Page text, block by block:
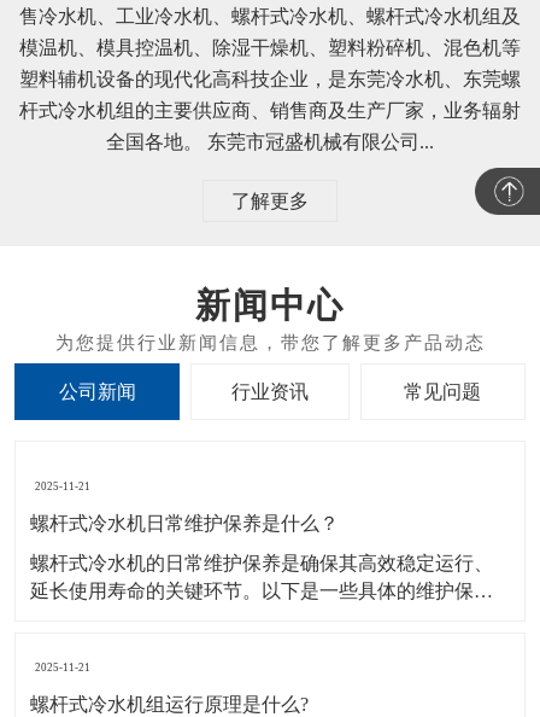
售冷水机、工业冷水机、螺杆式冷水机、螺杆式冷水机组及
模温机、模具控温机、除湿干燥机、塑料粉碎机、混色机等
塑料辅机设备的现代化高科技企业，是东莞冷水机、东莞螺
杆式冷水机组的主要供应商、销售商及生产厂家，业务辐射
全国各地。 东莞市冠盛机械有限公司...
了解更多
新闻中心
公司新闻 行业资讯 常见问题
2025-11-21
螺杆式冷水机日常维护保养是什么？
螺杆式冷水机的日常维护保养是确保其高效稳定运行、
延长使用寿命的关键环节。以下是一些具体的维护保养
正常范围内运行。 记录运行数据，便于发现异常趋势，
及时采取措施。 清洁与除尘： 保持
2025-11-21
螺杆式冷水机组运行原理是什么?